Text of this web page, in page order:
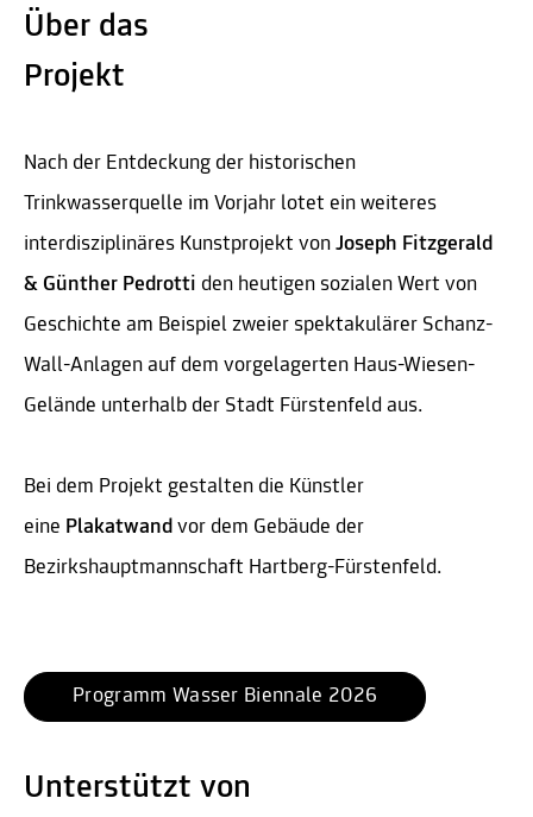
Über das
Projekt
Nach der Entdeckung der historischen
Trinkwasserquelle im Vorjahr lotet ein weiteres
interdisziplinäres Kunstprojekt von Joseph Fitzgerald
& Günther Pedrotti den heutigen sozialen Wert von
Geschichte am Beispiel zweier spektakulärer Schanz-
Wall-Anlagen auf dem vorgelagerten Haus-Wiesen-
Gelände unterhalb der Stadt Fürstenfeld aus.
Bei dem Projekt gestalten die Künstler
eine Plakatwand vor dem Gebäude der
Bezirkshauptmannschaft Hartberg-Fürstenfeld.
Programm Wasser Biennale 2026
Unterstützt von